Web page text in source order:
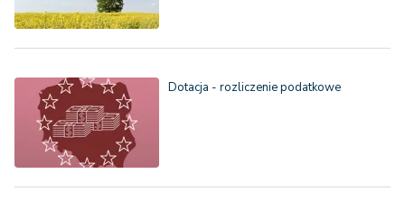
Dotacja - rozliczenie podatkowe